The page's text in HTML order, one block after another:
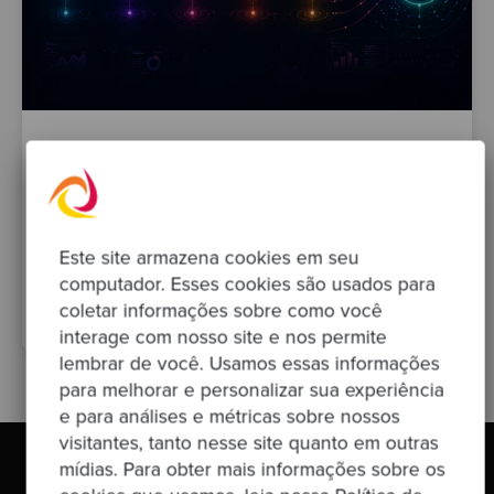
Este site armazena cookies em seu
computador. Esses cookies são usados para
coletar informações sobre como você
interage com nosso site e nos permite
lembrar de você. Usamos essas informações
para melhorar e personalizar sua experiência
e para análises e métricas sobre nossos
visitantes, tanto nesse site quanto em outras
mídias. Para obter mais informações sobre os
Série Code Quality para Tech Leads
testing refactoring code-quality
cyclomatic-complexity
tech-lead
cognitive-complexity
code-smells
bug-analysis
code-duplication